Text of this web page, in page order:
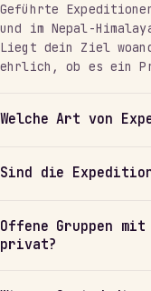
Geführte
und im Nepal-
Liegt dein Ziel
ehrlich, ob es ein
Welche Art von
Sind die
Offene Gruppen
privat?